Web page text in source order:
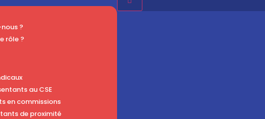
?
rôle ?
au CSE
en commissions
de proximité